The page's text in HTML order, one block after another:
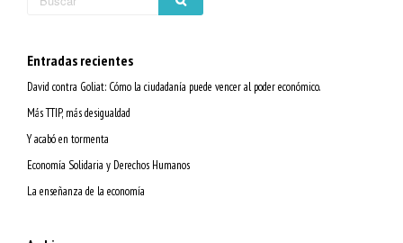
Entradas recientes
David contra Goliat: Cómo la ciudadanía puede vencer al poder económico.
Más TTIP, más desigualdad
Y acabó en tormenta
Economía Solidaria y Derechos Humanos
La enseñanza de la economía